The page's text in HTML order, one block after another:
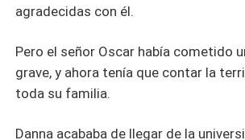
agradecidas con él.
Pero el señor Oscar había cometido
grave, y ahora tenía que contar la
toda su familia.
Danna acababa de llegar de la